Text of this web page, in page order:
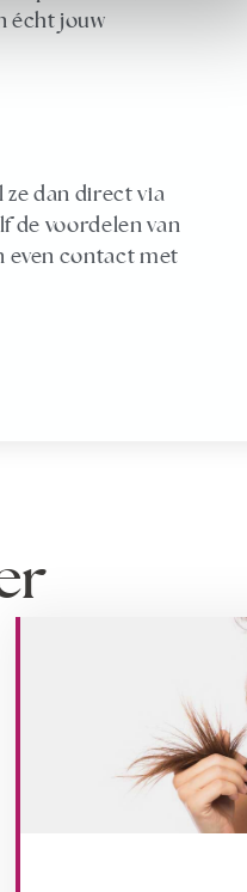
écht jouw
ze dan direct via
de voordelen van
even contact met